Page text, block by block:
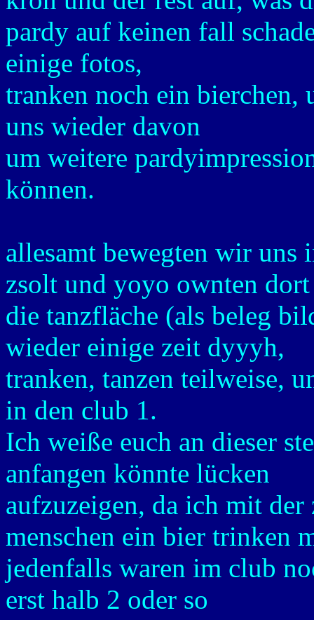
pardy auf keinen fall
einige fotos,
tranken noch ein bierchen,
uns wieder davon
um weitere
können.
allesamt bewegten wir uns
zsolt und yoyo ownten
die tanzfläche (als beleg
wieder einige zeit dyyyh,
tranken, tanzen teilweise,
in den club 1.
Ich weiße euch an dieser
anfangen könnte lücken
aufzuzeigen, da ich mit
menschen ein bier trinken
jedenfalls waren im club
erst halb 2 oder so